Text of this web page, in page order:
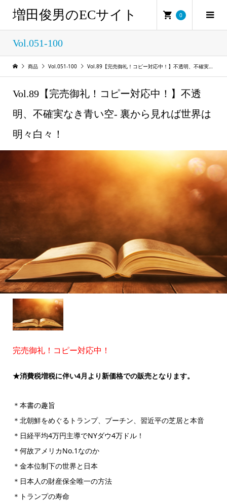
増田俊男のECサイト 0
Vol.051-100
商品 Vol.051-100 Vol.89【完売御礼！コピー対応中！】不透明、不確実なき青い空- 裏から見れば世界は明々白々！
Vol.89【完売御礼！コピー対応中！】不透
明、不確実なき青い空- 裏から見れば世界は
明々白々！
完売御礼！コピー対応中！
★消費税増税に伴い4月より新価格での販売となります。
＊本書の趣旨
＊北朝鮮をめぐるトランプ、プーチン、習近平の芝居と本音
＊日経平均4万円主導でNYダウ4万ドル！
＊何故アメリカNo.1なのか
＊金本位制下の世界と日本
＊日本人の財産保全唯一の方法
＊トランプの寿命